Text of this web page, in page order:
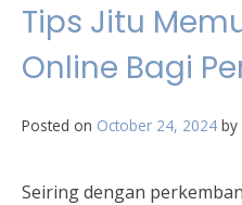
Tips Jitu
Online Bagi
Posted on October 24, 2024 by
Seiring dengan